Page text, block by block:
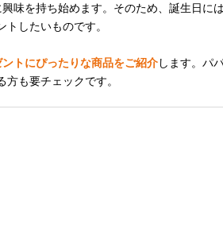
味を持ち始めます。そのため、誕生日に
したいものです。
ントにぴったりな商品をご紹介します。パ
も要チェックです。